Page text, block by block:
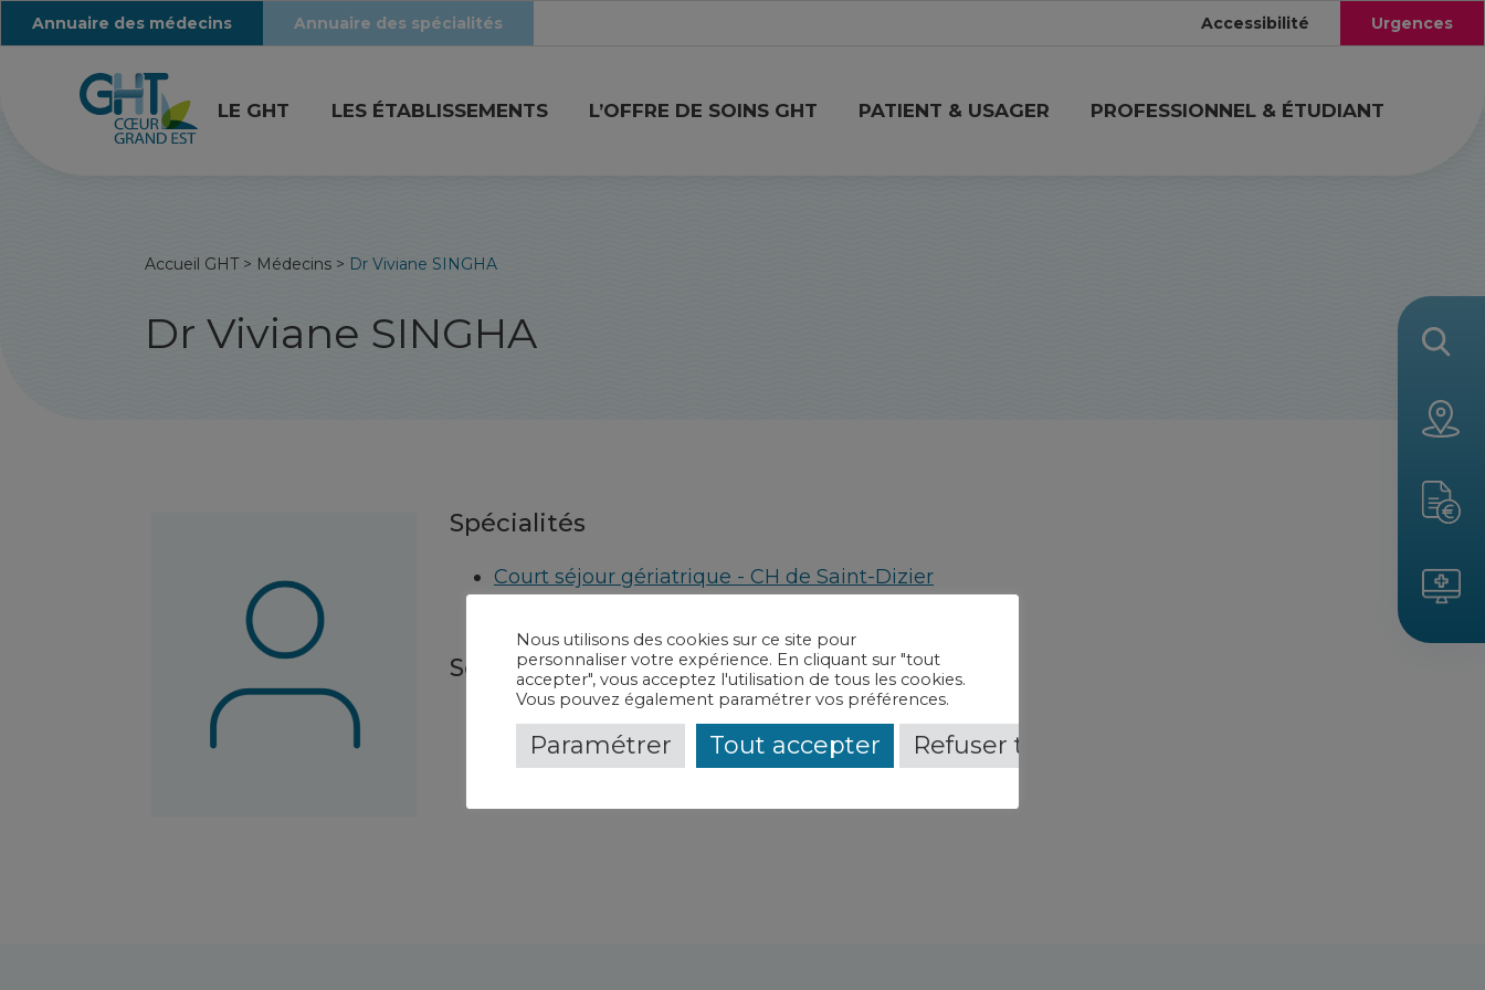
Annuaire des médecins Annuaire des spécialités Accessibilité Urgences
LE GHT LES ÉTABLISSEMENTS L’OFFRE DE SOINS GHT PATIENT & USAGER PROFESSIONNEL & ÉTUDIANT
Accueil GHT> Médecins > Dr Viviane SINGHA
Dr Viviane SINGHA
Spécialités
Court séjour gériatrique - CH de Saint-Dizier
Service(s) et contact(s)
Court séjour gériatrique-CH de Saint-Dizier
Oncogériatrie-CH de Saint-Dizier
Nous utilisons des cookies sur ce site pour
personnaliser votre expérience. En cliquant sur "tout
accepter", vous acceptez l'utilisation de tous les cookies.
Vous pouvez également paramétrer vos préférences.
Paramétrer Tout accepter Refuser tout